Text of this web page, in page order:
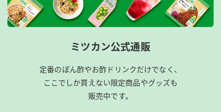
ミツカン公式通販
定番のぽん酢やお酢ドリンクだけでなく、
ここでしか買えない限定商品やグッズも
販売中です。